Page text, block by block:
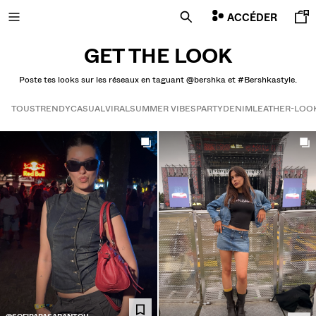
ACCÉDER
GET THE LOOK
Poste tes looks sur les réseaux en taguant @bershka et #Bershkastyle.
TOUSTRENDYCASUALVIRALSUMMER VIBESPARTYDENIMLEATHER-
Get the look
NOUVEAUTÉS
CURATED BY
COMBO WINS %
VOIR
SHIRTS ET POLOS